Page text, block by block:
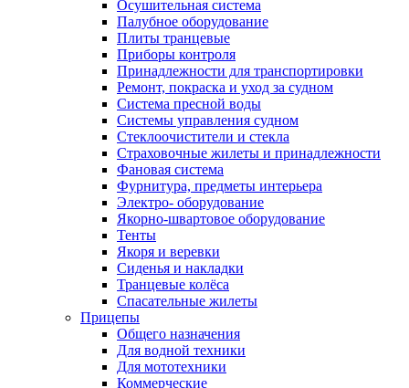
Осушительная система
Палубное оборудование
Плиты транцевые
Приборы контроля
Принадлежности для транспортировки
Ремонт, покраска и уход за судном
Система пресной воды
Системы управления судном
Стеклоочистители и стекла
Страховочные жилеты и принадлежности
Фановая система
Фурнитура, предметы интерьера
Электро- оборудование
Якорно-швартовое оборудование
Тенты
Якоря и веревки
Сиденья и накладки
Транцевые колёса
Спасательные жилеты
Прицепы
Общего назначения
Для водной техники
Для мототехники
Коммерческие